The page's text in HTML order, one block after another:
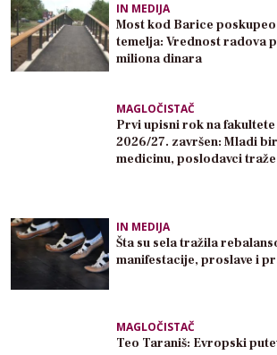
IN MEDIJA
Most kod Barice
temelja: Vrednost radova
miliona dinara
MAGLOČISTAČ
Prvi upisni rok na
2026/27. završen: Mladi
medicinu, poslodavci
IN MEDIJA
Šta su sela tražila
manifestacije, proslave i
MAGLOČISTAČ
Teo Taraniš: Evropski